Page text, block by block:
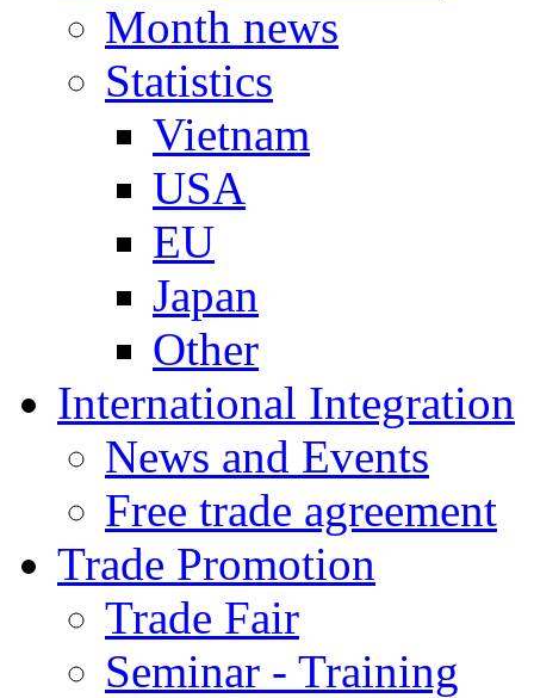
Month news
Statistics
Vietnam
USA
EU
Japan
Other
International Integration
News and Events
Free trade agreement
Trade Promotion
Trade Fair
Seminar - Training